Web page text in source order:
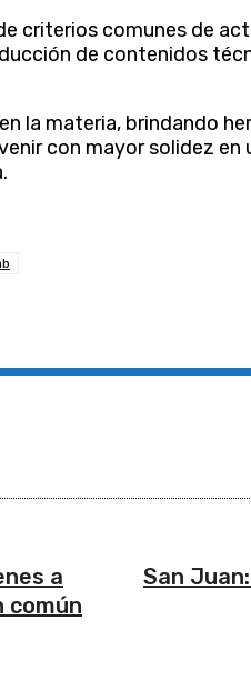
criterios comunes de
de contenidos
la materia, brindando
con mayor solidez en
a
común
San